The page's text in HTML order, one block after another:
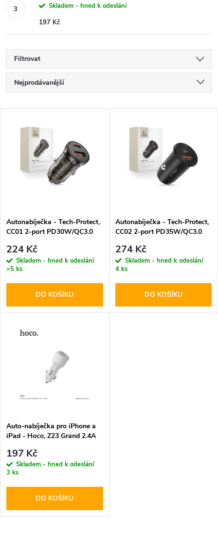
Skladem - hned k odeslání
197 Kč
Filtrovat
Ř
a
p
r
o
d
Nejprodávanější
Abecedně
s
p
r
o
d
Autonabíječka - Tech-Protect,
CC01 2-port PD30W/QC3.0
224 Kč
Skladem - hned k odeslání
>5 ks
DO KOŠÍKU
Autonabíječka - Tech-Protect,
CC02 2-port PD35W/QC3.0
274 Kč
Skladem - hned k odeslání
4 ks
DO KOŠÍKU
Auto-nabíječka pro iPhone a
iPad - Hoco, Z23 Grand 2.4A
197 Kč
Skladem - hned k odeslání
3 ks
DO KOŠÍKU